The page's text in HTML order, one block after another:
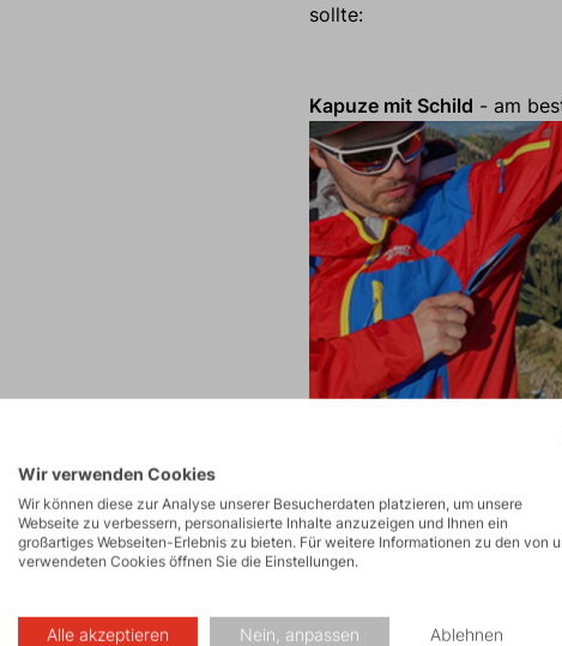
sollte:
Kapuze mit Schild - am
Reißverschluss- am
Minustemperaturen anfriert
- der
nicht hoch rutscht
Wir verwenden Cookies
Wir können diese zur Analyse unserer Besucherdaten platzieren, um unsere
Webseite zu verbessern, personalisierte Inhalte anzuzeigen und Ihnen ein
großartiges Webseiten-Erlebnis zu bieten. Für weitere Informationen zu den von
verwendeten Cookies öffnen Sie die Einstellungen.
Alle akzeptieren Nein, anpassen Ablehnen